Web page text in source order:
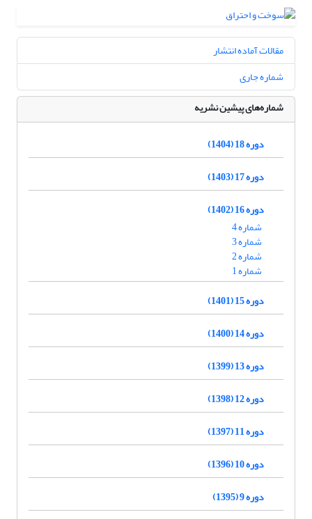
مقالات آماده انتشار
شماره جاری
شماره‌های پیشین نشریه
دوره 18 (1404)
دوره 17 (1403)
دوره 16 (1402)
شماره 4
شماره 3
شماره 2
شماره 1
دوره 15 (1401)
دوره 14 (1400)
دوره 13 (1399)
دوره 12 (1398)
دوره 11 (1397)
دوره 10 (1396)
دوره 9 (1395)